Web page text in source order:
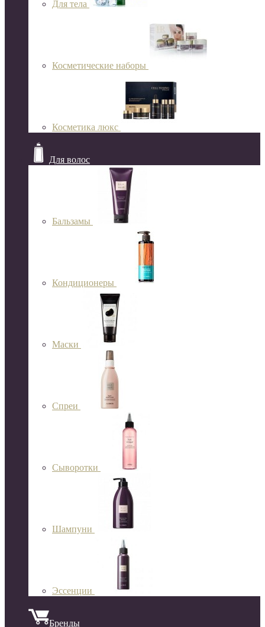
Для тела
Косметические наборы
Косметика люкс
Для волос
Бальзамы
Кондиционеры
Маски
Спреи
Сыворотки
Шампуни
Эссенции
Бренды